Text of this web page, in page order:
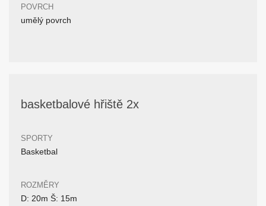
POVRCH
umělý povrch
basketbalové hřiště 2x
SPORTY
Basketbal
ROZMĚRY
D: 20m Š: 15m